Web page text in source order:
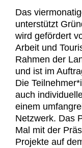
Das
unterstützt
wird gefördert
Arbeit und
Rahmen der
und ist im
Die
auch
einem
Netzwerk. Das
Mal mit der
Projekte auf